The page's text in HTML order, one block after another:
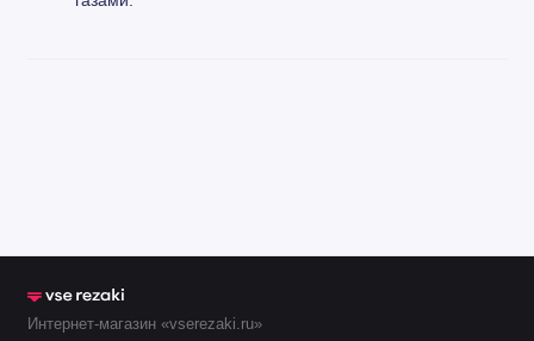
Интернет-магазин «vserezaki.ru»